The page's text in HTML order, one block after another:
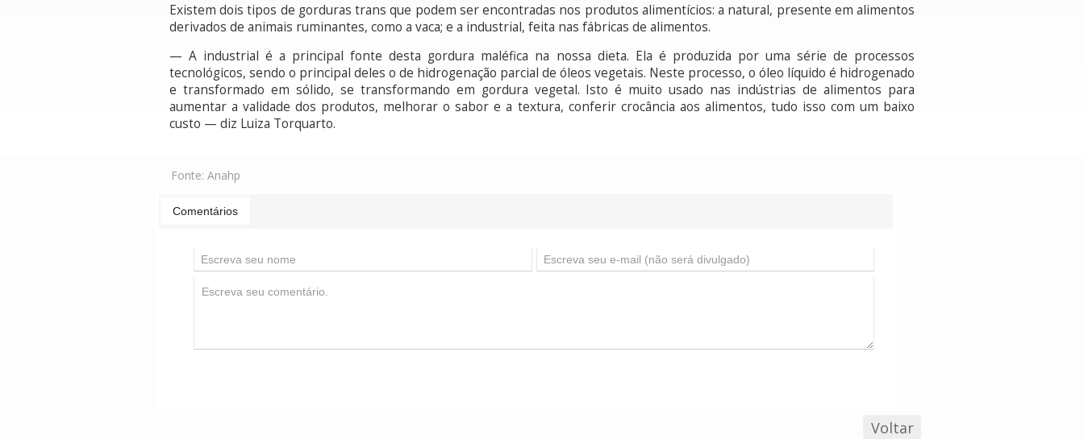
Existem dois tipos de gorduras trans que podem ser encontradas nos produtos alimentícios: a natural, presente em alimentos
derivados de animais ruminantes, como a vaca; e a industrial, feita nas fábricas de alimentos.
— A industrial é a principal fonte desta gordura maléfica na nossa dieta. Ela é produzida por uma série de processos
tecnológicos, sendo o principal deles o de hidrogenação parcial de óleos vegetais. Neste processo, o óleo líquido é hidrogenado
e transformado em sólido, se transformando em gordura vegetal. Isto é muito usado nas indústrias de alimentos para
aumentar a validade dos produtos, melhorar o sabor e a textura, conferir crocância aos alimentos, tudo isso com um baixo
custo — diz Luiza Torquarto.
Fonte: Anahp
Comentários
Voltar